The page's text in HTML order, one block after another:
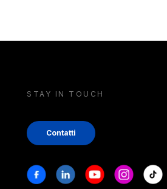
STAY IN TOUCH
Contatti
Stay in touch
FacebookLinkedinYoutubeInstagram
Tiktok